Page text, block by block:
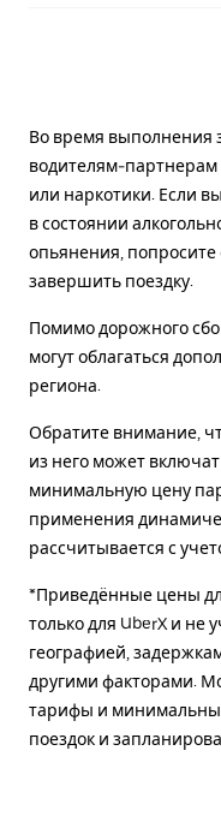
Во время выполнения
водителям-партнерам
или наркотики. Если
в состоянии
опьянения, попросите
завершить поездку.
Помимо дорожного
могут облагаться
региона.
Обратите внимание,
из него может
минимальную цену
применения
рассчитывается с
*Приведённые цены
только для UberX и не
географией,
другими факторами.
тарифы и
поездок и